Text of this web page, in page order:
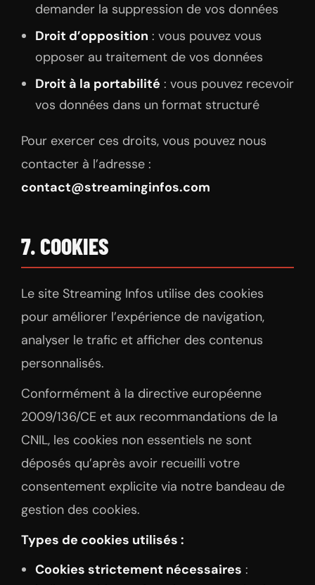
demander la suppression de vos données
Droit d’opposition : vous pouvez vous
opposer au traitement de vos données
Droit à la portabilité : vous pouvez recevoir
vos données dans un format structuré
Pour exercer ces droits, vous pouvez nous
contacter à l’adresse :
contact@streaminginfos.com
7. COOKIES
Le site Streaming Infos utilise des cookies
pour améliorer l’expérience de navigation,
analyser le trafic et afficher des contenus
personnalisés.
Conformément à la directive européenne
2009/136/CE et aux recommandations de la
CNIL, les cookies non essentiels ne sont
déposés qu’après avoir recueilli votre
consentement explicite via notre bandeau de
gestion des cookies.
Types de cookies utilisés :
Cookies strictement nécessaires :